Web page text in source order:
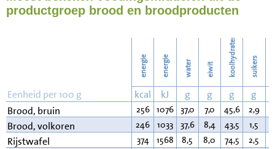
28
productgroep brood en broodproducten
energie energie water eiwit koolhydraten suikers
Eenheid per 100 g kcal kJ g g g g
Brood, bruin
256 1076 37,0 7,0 45,6 2,9
Brood, volkoren 246 1033 37,6 8,4 43,5 1,5
Rijstwafel 374 1568 8,5 8,0 74,5 2,5